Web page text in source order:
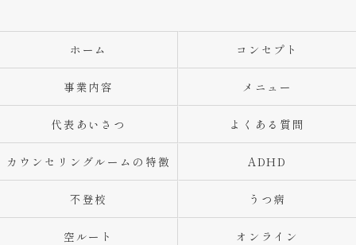
ホーム コンセプト
事業内容 メニュー
代表あいさつ よくある質問
カウンセリングルームの特徴 ADHD
不登校 うつ病
空ルート オンライン